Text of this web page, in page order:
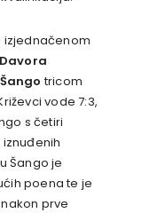
izjednačenom
Davora
tricom
vode 7:3,
s četiri
Šango je
poena te je
prve